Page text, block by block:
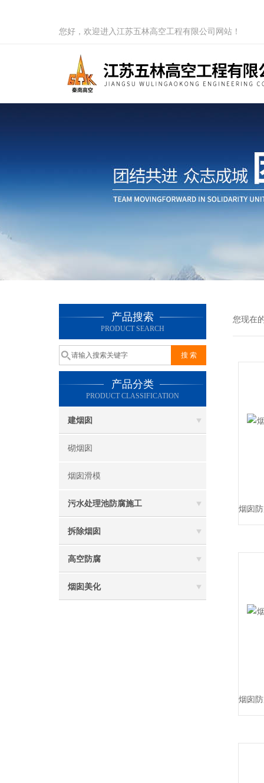
您好，欢迎进入江苏五林高空工程有限公司网站！
产品搜索
PRODUCT SEARCH
产品分类
PRODUCT CLASSIFICATION
建烟囱
砌烟囱
烟囱滑模
污水处理池防腐施工
拆除烟囱
高空防腐
烟囱美化
您现在